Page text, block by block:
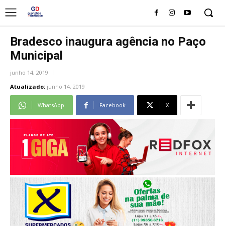
Bradesco inaugura agência no Paço
Municipal
junho 14, 2019
Atualizado: junho 14, 2019
WhatsApp Facebook X